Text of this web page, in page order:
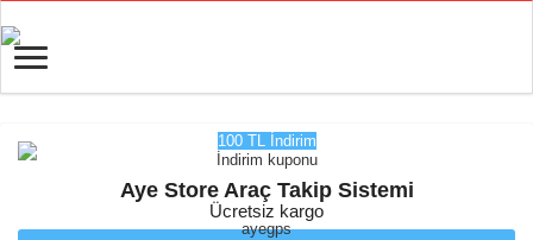
100 TL İndirim
İndirim kuponu
Aye Store Araç Takip Sistemi
Ücretsiz kargo
ayegps